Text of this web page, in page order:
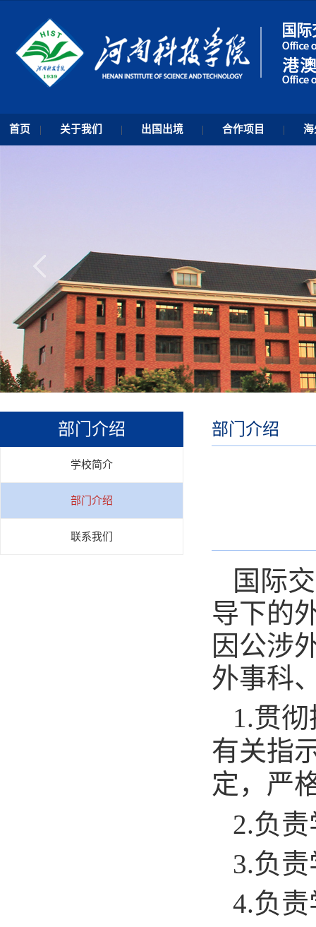
首页 | 关于我们 | 出国出境 | 合作项目 | 海
部门介绍
学校简介
部门介绍
联系我们
部门介绍
国际
导下的
因公涉
外事科
1.贯
有关指
定，严
2.负
3.负
4.负